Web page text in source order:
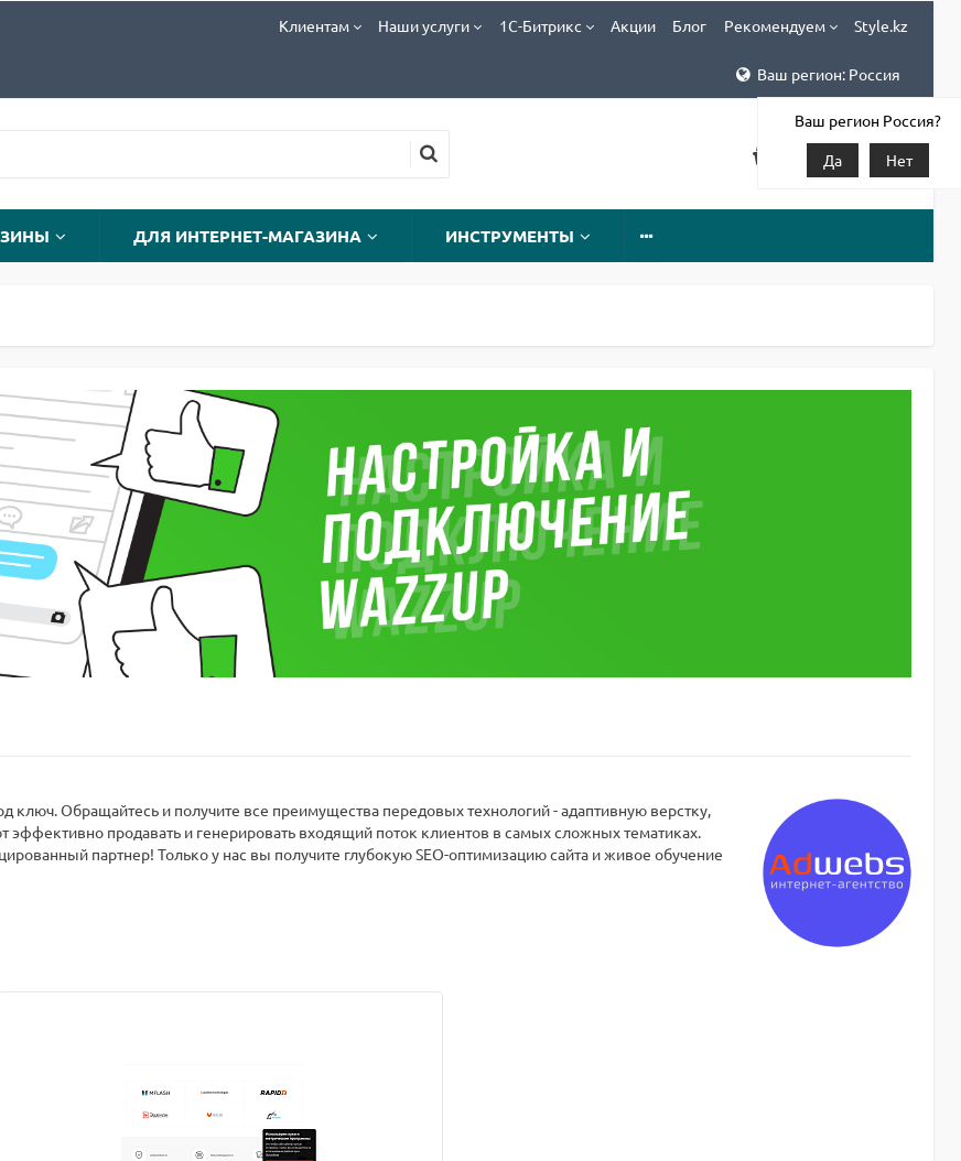
Клиентам Наши услуги 1С-Битрикс Акции Блог Рекомендуем Style.kz
Ваш регион: Россия
Ваш регион Россия?
Да
Нет
ДЛЯ ИНТЕРНЕТ-МАГАЗИНА ИНСТРУМЕНТЫ
Обращайтесь и получите все преимущества передовых технологий - адаптивную верстку,
продавать и генерировать входящий поток клиентов в самых сложных тематиках.
партнер! Только у нас вы получите глубокую SEO-оптимизацию сайта и живое обучение